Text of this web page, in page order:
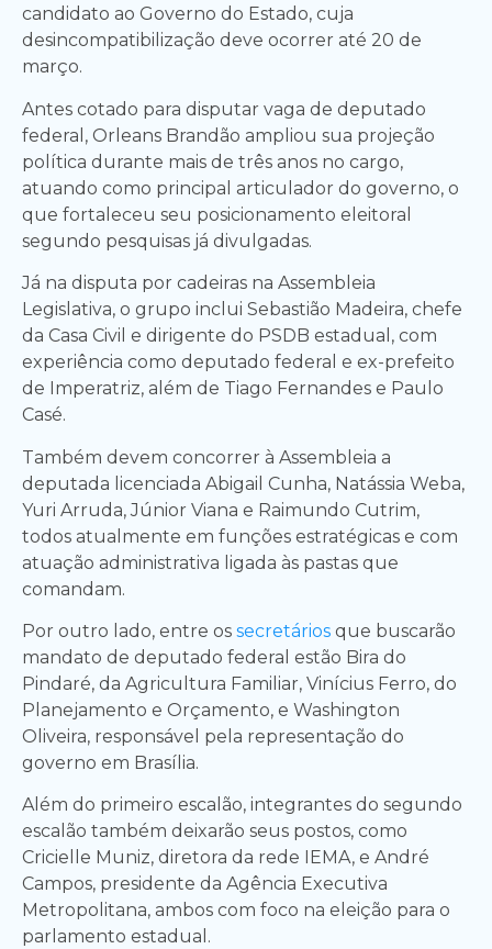
candidato ao Governo do Estado, cuja
desincompatibilização deve ocorrer até 20 de
março.
Antes cotado para disputar vaga de deputado
federal, Orleans Brandão ampliou sua projeção
política durante mais de três anos no cargo,
atuando como principal articulador do governo, o
que fortaleceu seu posicionamento eleitoral
segundo pesquisas já divulgadas.
Já na disputa por cadeiras na Assembleia
Legislativa, o grupo inclui Sebastião Madeira, chefe
da Casa Civil e dirigente do PSDB estadual, com
experiência como deputado federal e ex-prefeito
de Imperatriz, além de Tiago Fernandes e Paulo
Casé.
Também devem concorrer à Assembleia a
deputada licenciada Abigail Cunha, Natássia Weba,
Yuri Arruda, Júnior Viana e Raimundo Cutrim,
todos atualmente em funções estratégicas e com
atuação administrativa ligada às pastas que
comandam.
Por outro lado, entre os secretários que buscarão
mandato de deputado federal estão Bira do
Pindaré, da Agricultura Familiar, Vinícius Ferro, do
Planejamento e Orçamento, e Washington
Oliveira, responsável pela representação do
governo em Brasília.
Além do primeiro escalão, integrantes do segundo
escalão também deixarão seus postos, como
Cricielle Muniz, diretora da rede IEMA, e André
Campos, presidente da Agência Executiva
Metropolitana, ambos com foco na eleição para o
parlamento estadual.